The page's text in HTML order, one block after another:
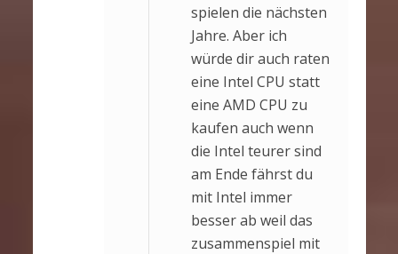
spielen die nächsten
Jahre. Aber ich
würde dir auch raten
eine Intel CPU statt
eine AMD CPU zu
kaufen auch wenn
die Intel teurer sind
am Ende fährst du
mit Intel immer
besser ab weil das
zusammenspiel mit